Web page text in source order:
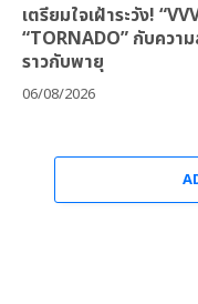
เตรียมใจเฝ้าระวัง!
“TORNADO” กับควา
ราวกับพายุ
06/08/2026